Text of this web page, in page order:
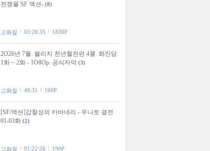
전쟁물 SF 액션- (8)
고화질 03:28:35 1830P
2O26년 7월. 블리치 천년혈전편 4쿨. 화진담
1화 ~ 2화 - 1O8Op. 공식자막 (3)
고화질 48:31 160P
[SF/액션]갑철성의 카바네리 - 우나토 결전
01-03화 (2)
고화질 01:22:26 190P